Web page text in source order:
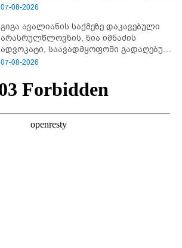
ხმა
07-08-2026
გიგა ავალიანის საქმეზე დაკავებული
არასრულწლოვნის, ნია იმნაძის
ადვოკატი, საავადმყოფოში გადაღებულ
კადრებს ავრცელებს
07-08-2026